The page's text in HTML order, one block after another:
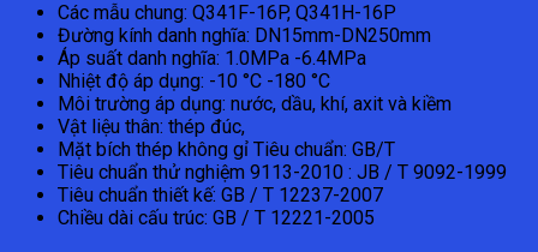
Các mẫu chung: Q341F-16P, Q341H-16P
Đường kính danh nghĩa: DN15mm-DN250mm
Áp suất danh nghĩa: 1.0MPa -6.4MPa
Nhiệt độ áp dụng: -10 °C -180 °C
Môi trường áp dụng: nước, dầu, khí, axit và kiềm
Vật liệu thân: thép đúc,
Mặt bích thép không gỉ Tiêu chuẩn: GB/T
Tiêu chuẩn thử nghiệm 9113-2010 : JB / T 9092-1999
Tiêu chuẩn thiết kế: GB / T 12237-2007
Chiều dài cấu trúc: GB / T 12221-2005